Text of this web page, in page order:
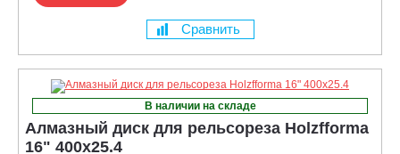
Сравнить
В наличии на складе
Алмазный диск для рельсореза Holzfforma
16" 400x25.4